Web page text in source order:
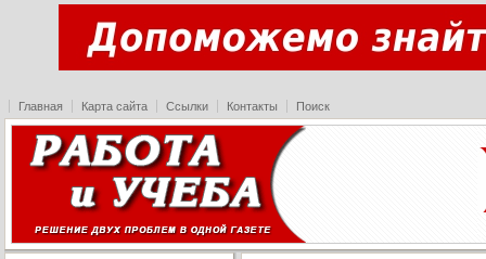
Главная Карта сайта Ссылки Контакты Поиск